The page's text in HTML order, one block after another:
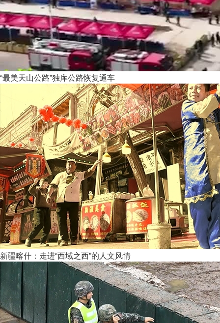
“最美天山公路”独库公路恢复通车
新疆喀什：走进“西域之西”的人文风情